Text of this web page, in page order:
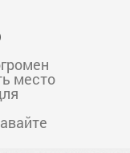
место